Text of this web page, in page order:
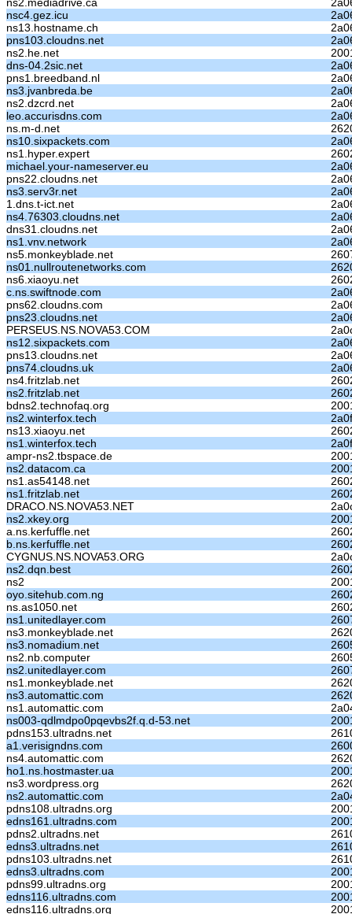
nsc4.gez.icu
ns13.hostname.ch
pns103.cloudns.net
ns2.he.net
dns-04.2sic.net
pns1.breedband.nl
ns3.jvanbreda.be
ns2.dzcrd.net
leo.accurisdns.com
ns.m-d.net
ns10.sixpackets.com
ns1.hyper.expert
michael.your-nameserver.eu
pns22.cloudns.net
ns3.serv3r.net
1.dns.t-ict.net
ns4.76303.cloudns.net
dns31.cloudns.net
ns1.vnv.network
ns5.monkeyblade.net
ns01.nullroutenetworks.com
ns6.xiaoyu.net
c.ns.swiftnode.com
pns62.cloudns.com
pns23.cloudns.net
PERSEUS.NS.NOVA53.COM
ns12.sixpackets.com
pns13.cloudns.net
pns74.cloudns.uk
ns4.fritzlab.net
ns2.fritzlab.net
bdns2.technofaq.org
ns2.winterfox.tech
ns13.xiaoyu.net
ns1.winterfox.tech
ampr-ns2.tbspace.de
ns2.datacom.ca
ns1.as54148.net
ns1.fritzlab.net
DRACO.NS.NOVA53.NET
ns2.xkey.org
a.ns.kerfuffle.net
b.ns.kerfuffle.net
CYGNUS.NS.NOVA53.ORG
ns2.dqn.best
ns2
oyo.sitehub.com.ng
ns.as1050.net
ns1.unitedlayer.com
ns3.monkeyblade.net
ns3.nomadium.net
ns2.nb.computer
ns2.unitedlayer.com
ns1.monkeyblade.net
ns3.automattic.com
ns1.automattic.com
ns003-qdlmdpo0pqevbs2f.q.d-53.net
pdns153.ultradns.net
a1.verisigndns.com
ns4.automattic.com
ho1.ns.hostmaster.ua
ns3.wordpress.org
ns2.automattic.com
pdns108.ultradns.org
edns161.ultradns.com
pdns2.ultradns.net
edns3.ultradns.net
pdns103.ultradns.net
edns3.ultradns.com
pdns99.ultradns.org
edns116.ultradns.com
edns116.ultradns.org